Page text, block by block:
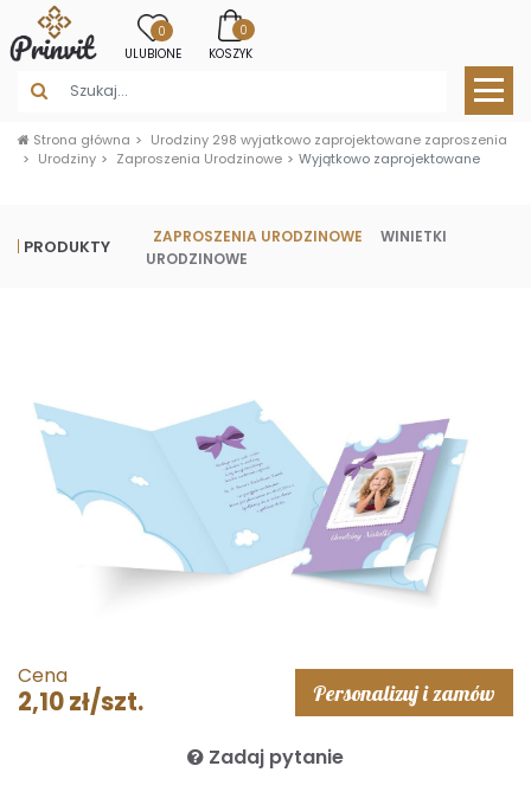
0
ULUBIONE
0
KOSZYK
Strona główna
Urodziny 298 wyjatkowo zaprojektowane zaproszenia
Urodziny
Zaproszenia Urodzinowe Wyjątkowo zaprojektowane
PRODUKTY ZAPROSZENIA URODZINOWE
WINIETKI
URODZINOWE
Cena
2,10 zł/szt. Personalizuj i zamów
Zadaj pytanie